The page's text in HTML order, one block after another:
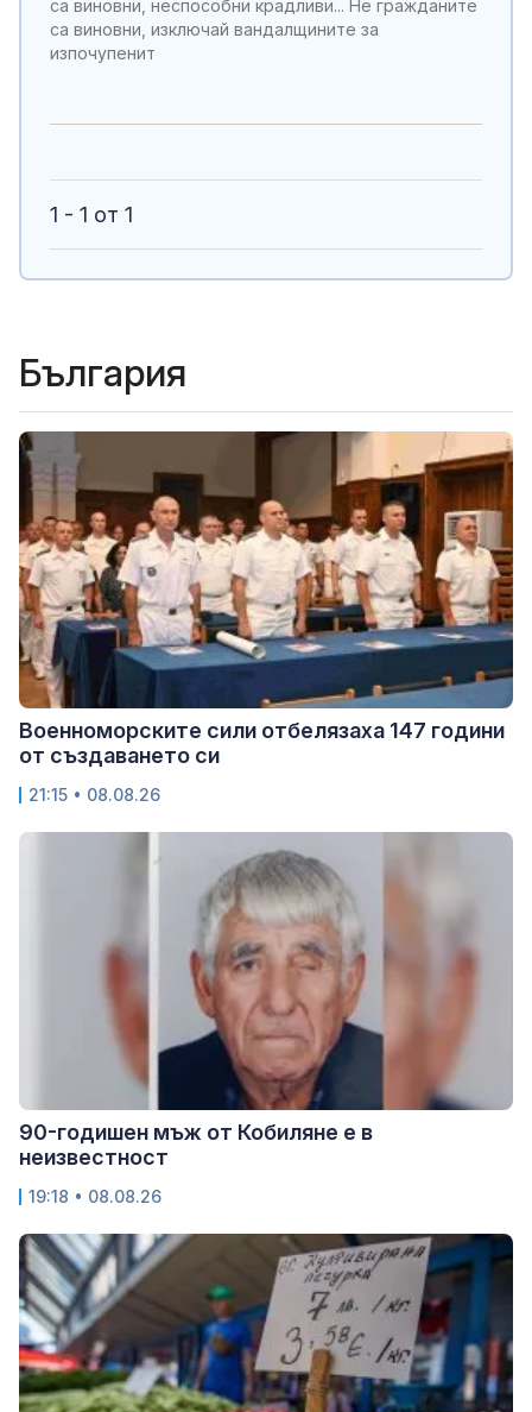
са виновни, неспособни крадливи... Не гражданите
са виновни, изключай вандалщините за
изпочупенит
1 - 1 от 1
България
Военноморските сили отбелязаха 147 години
от създаването си
21:15 • 08.08.26
90-годишен мъж от Кобиляне е в
неизвестност
19:18 • 08.08.26